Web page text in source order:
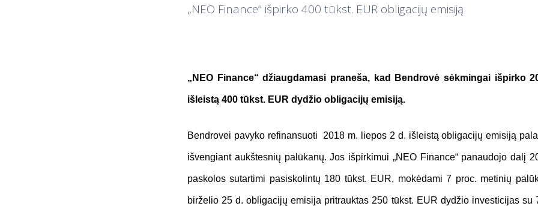
„NEO Finance“ išpirko 400 tūkst. EUR obligacijų emisiją
„NEO Finance“ džiaugdamasi praneša, kad Bendrovė sėkmingai išpirko
išleistą 400 tūkst. EUR dydžio obligacijų emisiją.
Bendrovei pavyko refinansuoti 2018 m. liepos 2 d. išleistą obligacijų emisiją
išvengiant aukštesnių palūkanų. Jos išpirkimui „NEO Finance“ panaudojo dalį
paskolos sutartimi pasiskolintų 180 tūkst. EUR, mokėdami 7 proc. metinių
birželio 25 d. obligacijų emisija pritrauktas 250 tūkst. EUR dydžio investicijas su